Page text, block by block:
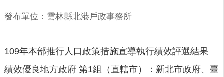
服
人
統
發布單位：雲林縣北港戶政事務所
109年本部推行人口政策措施宣導執行績效評選結果
績效優良地方政府 第1組（直轄市）：新北市政府、臺